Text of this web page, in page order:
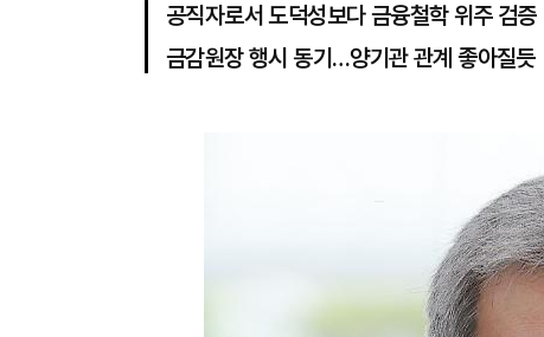
공직자로서 도덕성보다 금융철학 위주 검증
금감원장 행시 동기…양기관 관계 좋아질듯